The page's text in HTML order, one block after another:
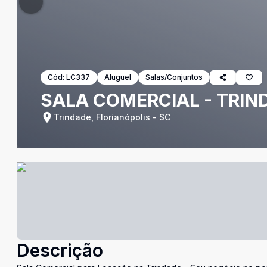
Cód: LC337 Aluguel Salas/Conjuntos
SALA COMERCIAL -
Trindade, Florianópolis - SC
Descrição